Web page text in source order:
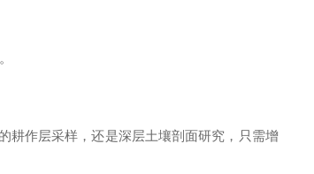
耕作层采样，还是深层土壤剖面研究，只需增